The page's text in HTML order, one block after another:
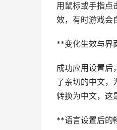
用鼠标或手指点
效，有时游戏会
**变化生效与界
成功应用设置后
了亲切的中文，
转换为中文，这
**语言设置后的